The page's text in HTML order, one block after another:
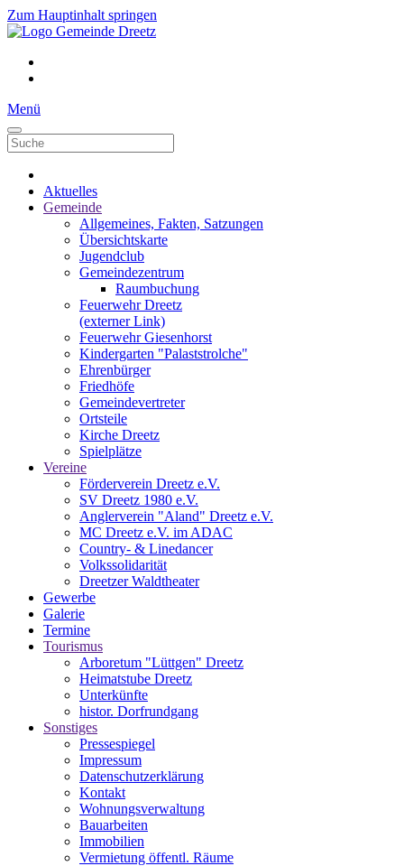
Zum Hauptinhalt springen
Menü
Aktuelles
Gemeinde
Allgemeines, Fakten, Satzungen
Übersichtskarte
Jugendclub
Gemeindezentrum
Raumbuchung
Feuerwehr Dreetz
(externer Link)
Feuerwehr Giesenhorst
Kindergarten "Palaststrolche"
Ehrenbürger
Friedhöfe
Gemeindevertreter
Ortsteile
Kirche Dreetz
Spielplätze
Vereine
Förderverein Dreetz e.V.
SV Dreetz 1980 e.V.
Anglerverein "Aland" Dreetz e.V.
MC Dreetz e.V. im ADAC
Country- & Linedancer
Volkssolidarität
Dreetzer Waldtheater
Gewerbe
Galerie
Termine
Tourismus
Arboretum "Lüttgen" Dreetz
Heimatstube Dreetz
Unterkünfte
histor. Dorfrundgang
Sonstiges
Pressespiegel
Impressum
Datenschutzerklärung
Kontakt
Wohnungsverwaltung
Bauarbeiten
Immobilien
Vermietung öffentl. Räume